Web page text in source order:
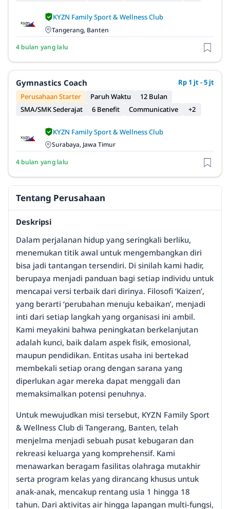
KYZN Family Sport & Wellness Club
Tangerang, Banten
4 bulan yang lalu
Gymnastics Coach
Rp 1 jt - 5 jt
Perusahaan Starter
Paruh Waktu
12 Bulan
SMA/SMK Sederajat
6 Benefit Communicative +2
KYZN Family Sport & Wellness Club
Surabaya, Jawa Timur
4 bulan yang lalu
Tentang Perusahaan
Deskripsi
Dalam perjalanan hidup yang seringkali berliku,
menemukan titik awal untuk mengembangkan diri
bisa jadi tantangan tersendiri. Di sinilah kami hadir,
berupaya menjadi panduan bagi setiap individu untuk
mencapai versi terbaik dari dirinya. Filosofi ‘Kaizen’,
yang berarti ‘perubahan menuju kebaikan’, menjadi
inti dari setiap langkah yang organisasi ini ambil.
Kami meyakini bahwa peningkatan berkelanjutan
adalah kunci, baik dalam aspek fisik, emosional,
maupun pendidikan. Entitas usaha ini bertekad
membekali setiap orang dengan sarana yang
diperlukan agar mereka dapat menggali dan
memaksimalkan potensi penuhnya.
Untuk mewujudkan misi tersebut, KYZN Family Sport
& Wellness Club di Tangerang, Banten, telah
menjelma menjadi sebuah pusat kebugaran dan
rekreasi keluarga yang komprehensif. Kami
menawarkan beragam fasilitas olahraga mutakhir
serta program kelas yang dirancang khusus untuk
anak-anak, mencakup rentang usia 1 hingga 18
tahun. Dari aktivitas air hingga lapangan multi-fungsi,